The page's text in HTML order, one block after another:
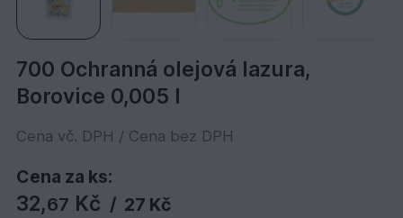
700 Ochranná olejová lazura,
Borovice 0,005 l
Cena vč. DPH / Cena bez DPH
Cena za ks:
32,67 Kč / 27 Kč